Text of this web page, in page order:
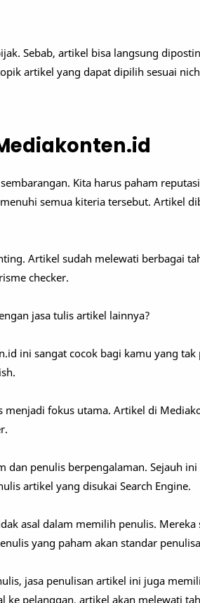
Sebab, artikel bisa langsung
artikel yang dapat dipilih sesuai
Kita harus paham
semua kiteria tersebut. Artikel
Artikel sudah melewati berbagai
checker.
jasa tulis artikel lainnya?
ini sangat cocok bagi kamu yang tak
menjadi fokus utama. Artikel di
penulis berpengalaman. Sejauh ini
artikel yang disukai Search Engine.
asal dalam memilih penulis. Mereka
yang paham akan standar
jasa penulisan artikel ini juga
ke pelanggan, artikel akan melewati